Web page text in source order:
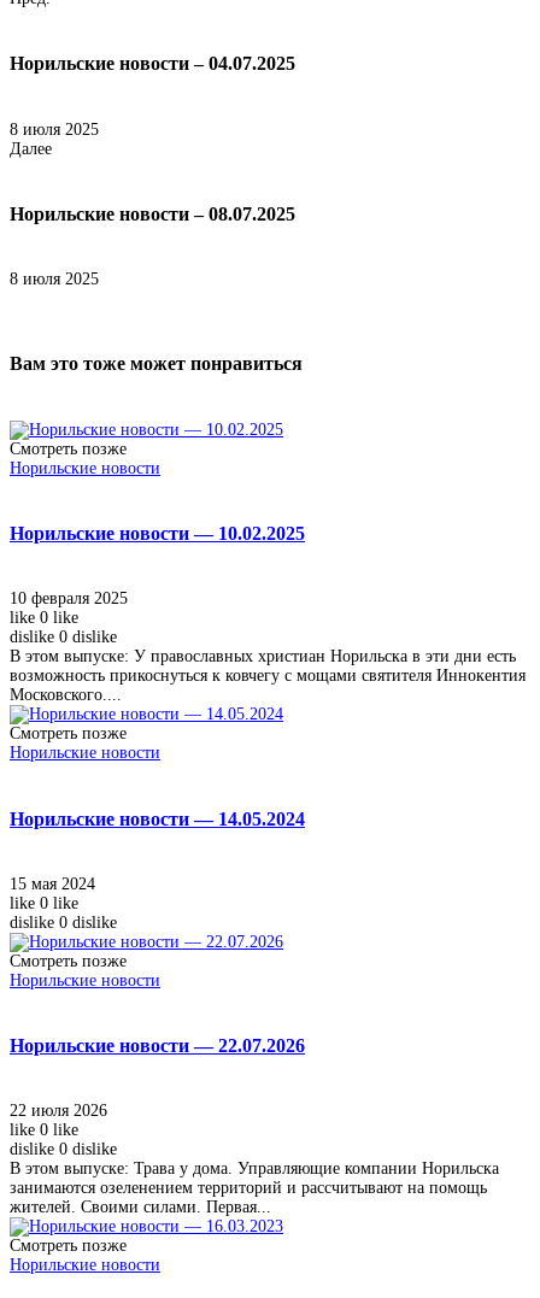
Норильские новости – 04.07.2025
8 июля 2025
Далее
Норильские новости – 08.07.2025
8 июля 2025
Вам это тоже может понравиться
Смотреть позже
Норильские новости
Норильские новости — 10.02.2025
10 февраля 2025
like 0 like
dislike 0 dislike
В этом выпуске: У православных христиан Норильска в эти дни есть
возможность прикоснуться к ковчегу с мощами святителя Иннокентия
Московского....
Смотреть позже
Норильские новости
Норильские новости — 14.05.2024
15 мая 2024
like 0 like
dislike 0 dislike
Смотреть позже
Норильские новости
Норильские новости — 22.07.2026
22 июля 2026
like 0 like
dislike 0 dislike
В этом выпуске: Трава у дома. Управляющие компании Норильска
занимаются озеленением территорий и рассчитывают на помощь
жителей. Своими силами. Первая...
Смотреть позже
Норильские новости